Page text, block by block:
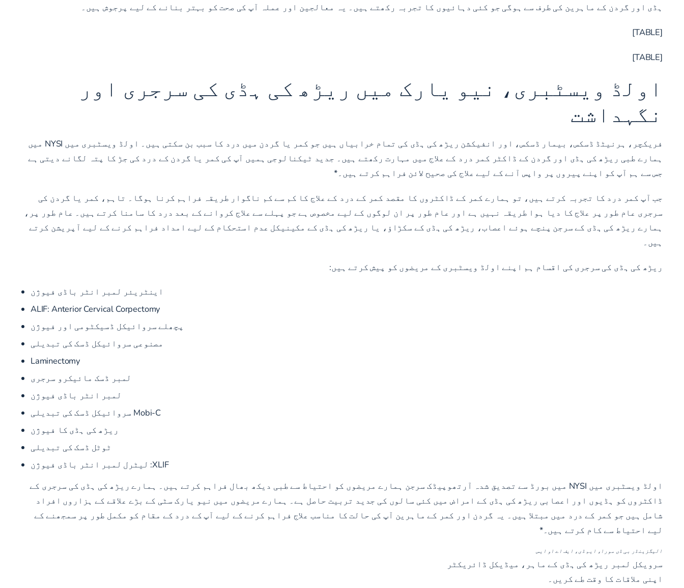
ہڈی اور گردن کے ماہرین کی طرف سے ہوگی جو کئی دہائیوں کا تجربہ رکھتے ہیں۔ یہ معالجین اور عملہ آپ کی صحت کو بہتر بنانے کے لیے پرجوش ہیں۔
[TABLE]
[TABLE]
اولڈ ویسٹبری، نیو یارک میں ریڑھ کی ہڈی کی سرجری اور
نگہداشت
فریکچر، ہرنیٹڈ ڈسکس، بیمار ڈسکس، اور انفیکشن ریڑھ کی ہڈی کی تمام خرابیاں ہیں جو کمر یا گردن میں درد کا سبب بن سکتی ہیں۔ اولڈ ویسٹبری میں NYSI میں
ہمارے طبی ریڑھ کی ہڈی اور گردن کے ڈاکٹر کمر درد کے علاج میں مہارت رکھتے ہیں۔ جدید ٹیکنالوجی ہمیں آپ کی کمر یا گردن کے درد کی جڑ کا پتہ لگانے دیتی ہے
جس سے ہم آپ کو اپنے پیروں پر واپس آنے کے لیے علاج کی صحیح لائن فراہم کرتے ہیں۔*
جب آپ کمر درد کا تجربہ کرتے ہیں، تو ہمارے کمر کے ڈاکٹروں کا مقصد کمر کے درد کے علاج کا کم سے کم ناگوار طریقہ فراہم کرنا ہوگا۔ تاہم، کمر یا گردن کی
سرجری عام طور پر علاج کا دیا ہوا طریقہ نہیں ہے اور عام طور پر ان لوگوں کے لیے مخصوص ہے جو پہلے سے علاج کروانے کے بعد درد کا سامنا کرتے ہیں۔ عام طور پر،
ہمارے ریڑھ کی ہڈی کے سرجن پنچے ہوئے اعصاب، ریڑھ کی ہڈی کے سکڑاؤ، یا ریڑھ کی ہڈی کے مکینیکل عدم استحکام کے لیے امداد فراہم کرنے کے لیے آپریشن کرتے
ہیں۔
ریڑھ کی ہڈی کی سرجری کی اقسام ہم اپنے اولڈ ویسٹبری کے مریضوں کو پیش کرتے ہیں:
اینٹریئر لمبر انٹر باڈی فیوژن
ALIF: Anterior Cervical Corpectomy
پچھلے سروائیکل ڈسیکٹومی اور فیوژن
مصنوعی سروائیکل ڈسک کی تبدیلی
Laminectomy
لمبر ڈسک مائیکرو سرجری
لمبر انٹر باڈی فیوژن
Mobi-C سروائیکل ڈسک کی تبدیلی
ریڑھ کی ہڈی کا فیوژن
ٹوٹل ڈسک کی تبدیلی
XLIF: لیٹرل لمبر انٹر باڈی فیوژن
اولڈ ویسٹبری میں NYSI میں بورڈ سے تصدیق شدہ آرتھوپیڈک سرجن ہمارے مریضوں کو احتیاط سے طبی دیکھ بھال فراہم کرتے ہیں۔ ہمارے ریڑھ کی ہڈی کی سرجری کے
ڈاکٹروں کو ہڈیوں اور اعصابی ریڑھ کی ہڈی کے امراض میں کئی سالوں کی جدید تربیت حاصل ہے۔ ہمارے مریضوں میں نیو یارک سٹی کے بڑے علاقے کے ہزاروں افراد
شامل ہیں جو کمر کے درد میں مبتلا ہیں۔ یہ گردن اور کمر کے ماہرین آپ کی حالت کا مناسب علاج فراہم کرنے کے لیے آپ کے درد کے مقام کو مکمل طور پر سمجھنے کے
لیے احتیاط سے کام کرتے ہیں۔*
الیگزینڈر بی ڈی مورا، ایم ڈی، ایف اے او ایس
سرویکل لمبر ریڑھ کی ہڈی کے ماہر، میڈیکل ڈائریکٹر
اپنی ملاقات کا وقت طے کریں۔